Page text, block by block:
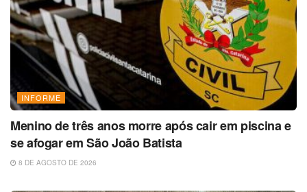
INFORME
Menino de três anos morre após cair em piscina e
se afogar em São João Batista
8 DE AGOSTO DE 2026